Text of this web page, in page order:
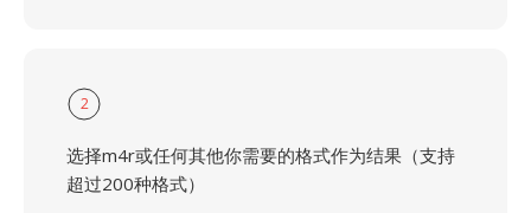
2
选择m4r或任何其他你需要的格式作为结果（支持
超过200种格式）